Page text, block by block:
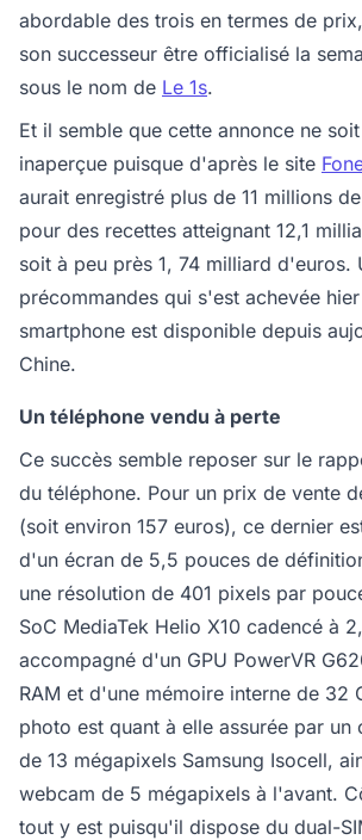
abordable des trois en termes de
son successeur être officialisé la
sous le nom de Le 1s.
Et il semble que cette annonce ne
inaperçue puisque d'après le site
aurait enregistré plus de 11 millions
pour des recettes atteignant 12,1
soit à peu près 1, 74 milliard d'euros.
précommandes qui s'est achevée
smartphone est disponible depuis
Chine.
Un téléphone vendu à perte
Ce succès semble reposer sur le
du téléphone. Pour un prix de vente
(soit environ 157 euros), ce dernier
d'un écran de 5,5 pouces de
une résolution de 401 pixels par
SoC MediaTek Helio X10 cadencé à
accompagné d'un GPU PowerVR
RAM et d'une mémoire interne de 32
photo est quant à elle assurée par un
de 13 mégapixels Samsung Isocell,
webcam de 5 mégapixels à l'avant.
tout y est puisqu'il dispose du dual-